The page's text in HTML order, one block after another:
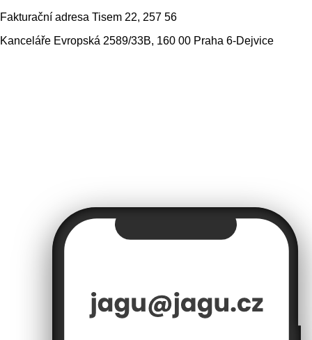
Fakturační adresa Tisem 22, 257 56
Kanceláře Evropská 2589/33B, 160 00 Praha 6-Dejvice